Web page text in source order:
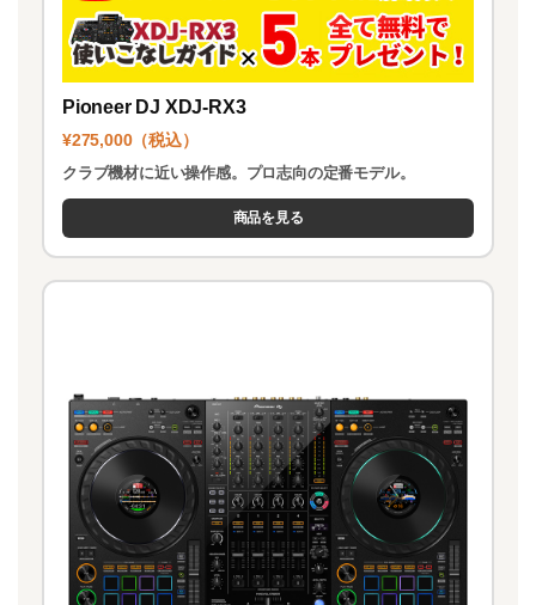
Pioneer DJ XDJ-RX3
¥275,000（税込）
クラブ機材に近い操作感。プロ志向の定番モデル。
商品を見る